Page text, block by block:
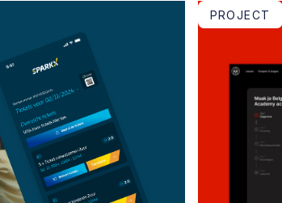
PROJECT